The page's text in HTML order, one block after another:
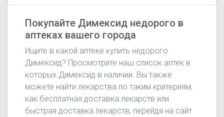
Покупайте Димексид недорого в
аптеках вашего города
Ищите в какой аптеке купить недорого
Димексид? Просмотрите наш список аптек в
которых Димексид в наличии. Вы также
можете найти лекарства по таким критериям,
как бесплатная доставка лекарств или
быстрая доставка лекарств, перейдя на сайт